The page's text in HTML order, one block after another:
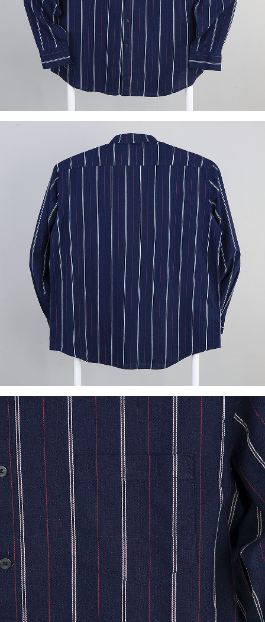
이코 라이프 하